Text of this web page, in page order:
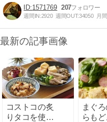
1571769 207
週間IN:2920 週間OUT:34050 月
最新の記事画像
コストコの炙
りタコを使っ
まぐ
らもど